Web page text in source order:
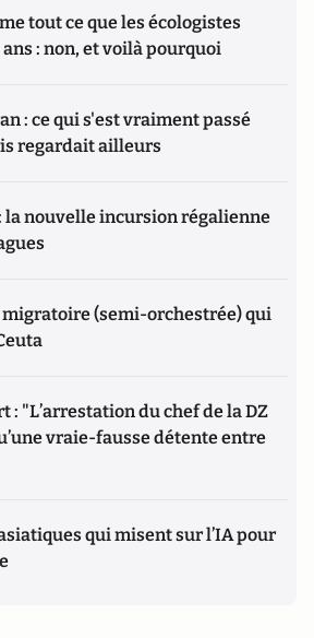
tout ce que les écologistes
: non, et voilà pourquoi
: ce qui s'est vraiment passé
regardait ailleurs
la nouvelle incursion régalienne
(semi-orchestrée) qui
: "L’arrestation du chef de la DZ
vraie-fausse détente entre
qui misent sur l’IA pour